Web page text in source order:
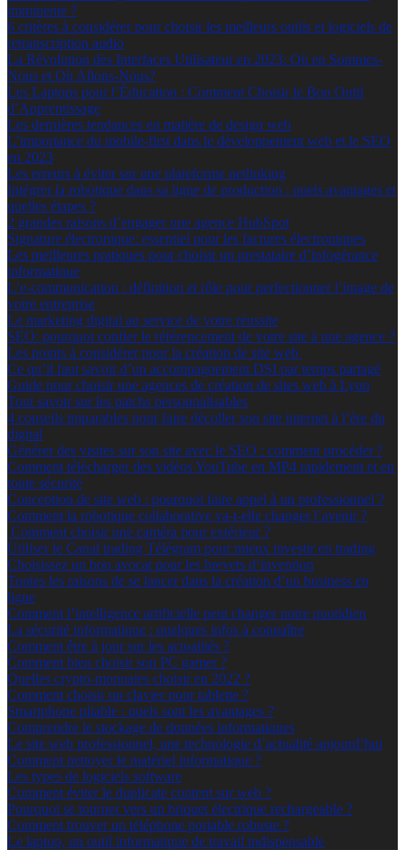
imminente ?
6 critères à considérer pour choisir les meilleurs outils et logiciels de
retranscription audio
La Révolution des Interfaces Utilisateur en 2023: Où en Sommes-
Nous et Où Allons-Nous?
Les Laptops pour l’Éducation : Comment Choisir le Bon Outil
d’Apprentissage
Les dernières tendances en matière de design web
L’importance du mobile-first dans le développement web et le SEO
en 2023
Les erreurs à éviter sur une plateforme netlinking
Intégrer la robotique dans sa ligne de production : quels avantages et
quelles étapes ?
2 grandes raisons d’engager une agence HubSpot
Signature électronique: essentiel pour les factures électroniques
Les meilleures pratiques pour choisir un prestataire d’infogérance
informatique
L’e-communication : définition et rôle pour perfectionner l’image de
votre entreprise
Le marketing digital au service de votre réussite
SEO: pourquoi confier le référencement de votre site à une agence ?
Les points à considérer pour la création de site web
Ce qu’il faut savoir d’un accompagnement DSI par temps partagé
Guide pour choisir une agences de création de sites web à Lyon
Tout savoir sur les patchs personnalisables
4 conseils imparables pour faire décoller son site internet à l’ère du
digital
Générer des visites sur son site avec le SEO : comment procéder ?
Comment télécharger des vidéos YouTube en MP4 rapidement et en
toute sécurité
Conception de site web : pourquoi faire appel à un professionnel ?
Comment la robotique collaborative va-t-elle changer l’avenir ?
Comment choisir une caméra pour extérieur ?
Utiliser le Canal trading Télégram pour mieux investir en trading
Choisissez un bon avocat pour les brevets d’invention
Toutes les raisons de se lancer dans la création d’un business en
ligne
Comment l’intelligence artificielle peut changer notre quotidien
La sécurité informatique : quelques infos à connaître
Comment être à jour sur les actualités ?
Comment bien choisir son PC gamer ?
Quelles crypto-monnaies choisir en 2022 ?
Comment choisir un clavier pour tablette ?
Smartphone pliable : quels sont les avantages ?
Comprendre le stockage de données informatiques
Le site web professionnel, une technologie d’actualité aujourd’hui
Comment nettoyer le matériel informatique ?
Les types de logiciels software
Comment éviter le duplicate content sur web ?
Pourquoi se tourner vers un briquet électrique rechargeable ?
Comment trouver un téléphone portable robuste ?
Le laptop, un outil informatique de travail indispensable